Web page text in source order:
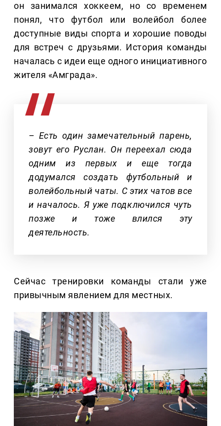
он занимался хоккеем, но со временем
понял, что футбол или волейбол более
доступные виды спорта и хорошие поводы
для встреч с друзьями. История команды
началась с идеи еще одного инициативного
жителя «Амграда».
– Есть один замечательный парень,
зовут его Руслан. Он переехал сюда
одним из первых и еще тогда
додумался создать футбольный и
волейбольный чаты. С этих чатов все
и началось. Я уже подключился чуть
позже и тоже влился эту
деятельность.
Сейчас тренировки команды стали уже
привычным явлением для местных.